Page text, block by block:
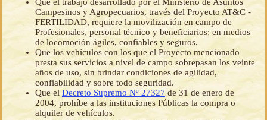
Campesinos y Agropecuarios, través del Proyecto AT&C -
FERTILIDAD, requiere la movilización en campo de
Profesionales, personal técnico y beneficiarios; en medios
de locomoción ágiles, confiables y seguros.
Que los vehículos con los que el Proyecto mencionado
presta sus servicios a nivel de campo sobrepasan los veinte
años de uso, sin brindar condiciones de agilidad,
confiabilidad y sobre todo seguridad.
Que el Decreto Supremo Nº 27327 de 31 de enero de
2004, prohíbe a las instituciones Públicas la compra o
alquiler de vehículos.